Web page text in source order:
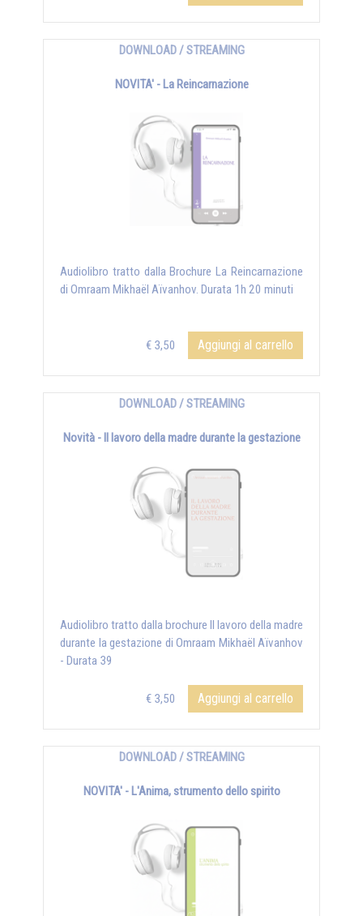
DOWNLOAD / STREAMING
NOVITA' - La Reincarnazione
Audiolibro tratto dalla Brochure La Reincarnazione
di Omraam Mikhaël Aïvanhov. Durata 1h 20 minuti
€ 3,50 Aggiungi al carrello
DOWNLOAD / STREAMING
Novità - Il lavoro della madre durante la gestazione
Audiolibro tratto dalla brochure Il lavoro della madre
durante la gestazione di Omraam Mikhaël Aïvanhov
- Durata 39
€ 3,50 Aggiungi al carrello
DOWNLOAD / STREAMING
NOVITA' - L'Anima, strumento dello spirito